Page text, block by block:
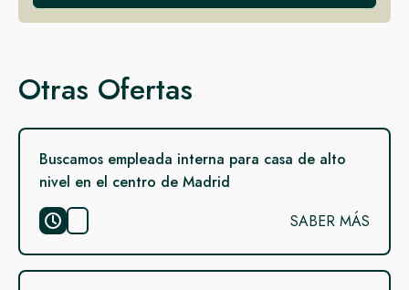
Otras Ofertas
Buscamos empleada interna para casa de alto
nivel en el centro de Madrid
SABER MÁS